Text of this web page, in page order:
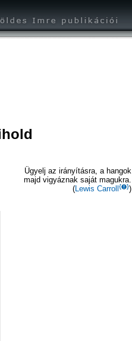
Ügyelj az irányításra, a hangok
majd vigyáznak saját magukra.
(Lewis Carroll )